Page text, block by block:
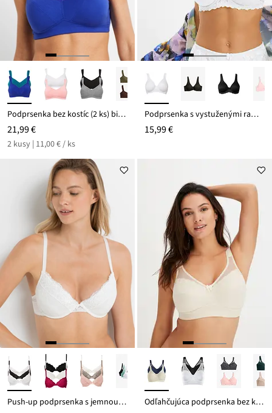
Podprsenka bez kostíc (2 ks) bio bavlna
21,99 €
2 kusy | 11,00 € / ks
Podprsenka s vystuženými ramienkami
15,99 €
Push-up podprsenka s jemnou čipkou (3 ks) Odľahčujúca podprsenka bez kostíc s vystuženými ramienkami (2 ks)